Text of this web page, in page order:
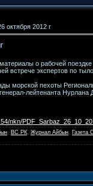
октября 2012 г
о рабочей
встрече экспертов по
морской пехоты
лейтенанта Нурлана
nkn/
ВС РК Журнал Айбын Газета